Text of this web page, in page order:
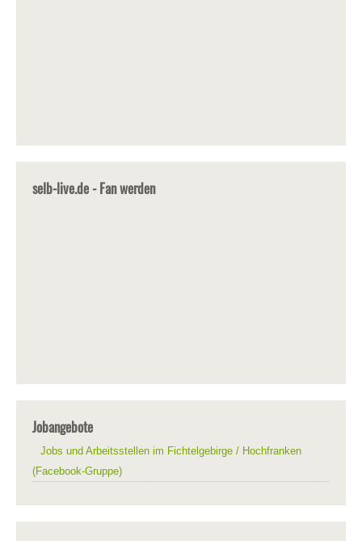
selb-live.de - Fan werden
Jobangebote
Jobs und Arbeitsstellen im Fichtelgebirge / Hochfranken
(Facebook-Gruppe)